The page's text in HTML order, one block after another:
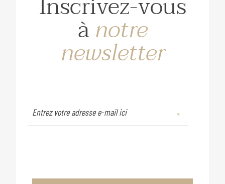
ànotre
newsletter